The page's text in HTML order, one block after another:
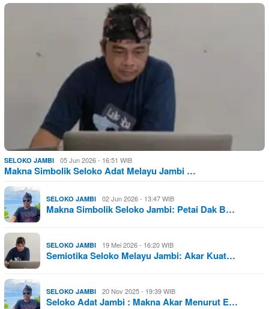
SELOKO JAMBI 05 Jun 2026 - 16:51 WIB
Makna Simbolik Seloko Adat Melayu Jambi …
SELOKO JAMBI 02 Jun 2026 - 13:47 WIB
Makna Simbolik Seloko Jambi: Petai Dak B…
SELOKO JAMBI 19 Mei 2026 - 16:20 WIB
Semiotika Seloko Melayu Jambi: Akar Kuat…
SELOKO JAMBI 20 Nov 2025 - 19:39 WIB
Seloko Adat Jambi : Makna Akar Menurut E…